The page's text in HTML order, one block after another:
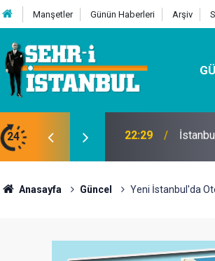
Manşetler Günün Haberleri Arşiv
24 07:32 Kutu
Anasayfa Güncel Yeni İstanbul'da